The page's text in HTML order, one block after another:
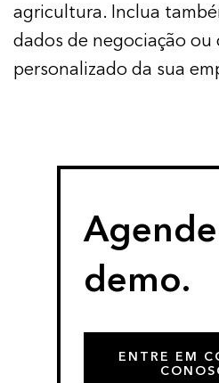
agricultura. Inclua
dados de negociação
personalizado da sua
demo.
ENTRE EM